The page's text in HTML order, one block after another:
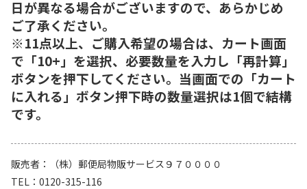
日が異なる場合がございますので、あらかじめ
ご了承ください。
※11点以上、ご購入希望の場合は、カート画面
で「10+」を選択、必要数量を入力し「再計算」
ボタンを押下してください。当画面での「カート
に入れる」ボタン押下時の数量選択は1個で結構
です。
販売者
（株）郵便局物販サービス９７００００
TEL
0120-315-116